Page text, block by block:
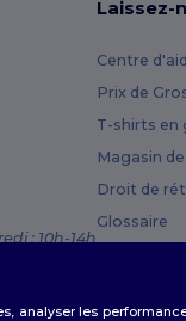
: 10h-14h
Laissez-
Centre
Prix de
T-shirts en
Magasin
Droit de
Glossaire
analyser les